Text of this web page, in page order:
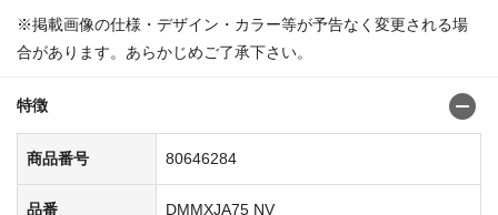
※掲載画像の仕様・デザイン・カラー等が予告なく変更される場
合があります。あらかじめご了承下さい。
特徴
商品番号 80646284
品番 DMMXJA75 NV